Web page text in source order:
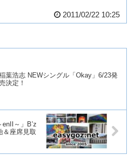
2011/02/22 10:25
葉浩志 NEWシングル「Okay」6/23発
決定！
enII～」B’z
＆座席見取